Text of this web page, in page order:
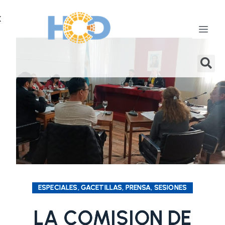
ESPECIALES, GACETILLAS, PRENSA, SESIONES
LA COMISION DE